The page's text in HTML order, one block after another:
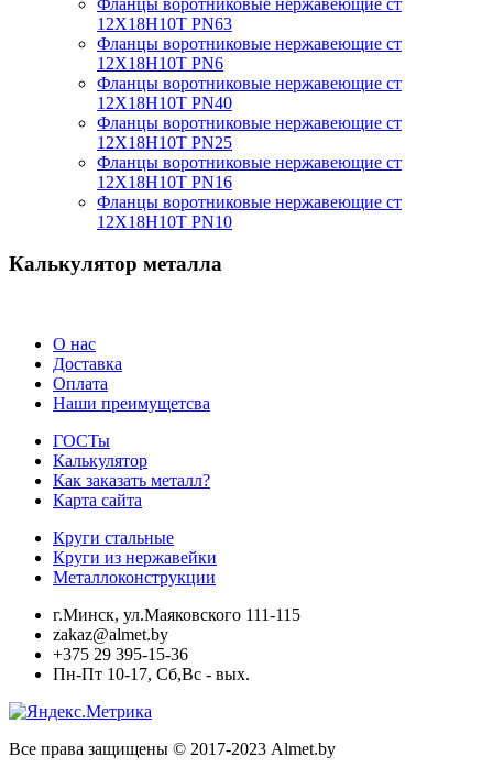
12Х18Н10Т PN63
Фланцы воротниковые нержавеющие ст
12Х18Н10Т PN6
Фланцы воротниковые нержавеющие ст
12Х18Н10Т PN40
Фланцы воротниковые нержавеющие ст
12Х18Н10Т PN25
Фланцы воротниковые нержавеющие ст
12Х18Н10Т PN16
Фланцы воротниковые нержавеющие ст
12Х18Н10Т PN10
Калькулятор металла
О нас
Доставка
Оплата
Наши преимущетсва
ГОСТы
Калькулятор
Как заказать металл?
Карта сайта
Круги стальные
Круги из нержавейки
Металлоконструкции
г.Минск, ул.Маяковского 111-115
zakaz@almet.by
+375 29 395-15-36
Пн-Пт 10-17, Сб,Вс - вых.
Все права защищены © 2017-2023 Almet.by